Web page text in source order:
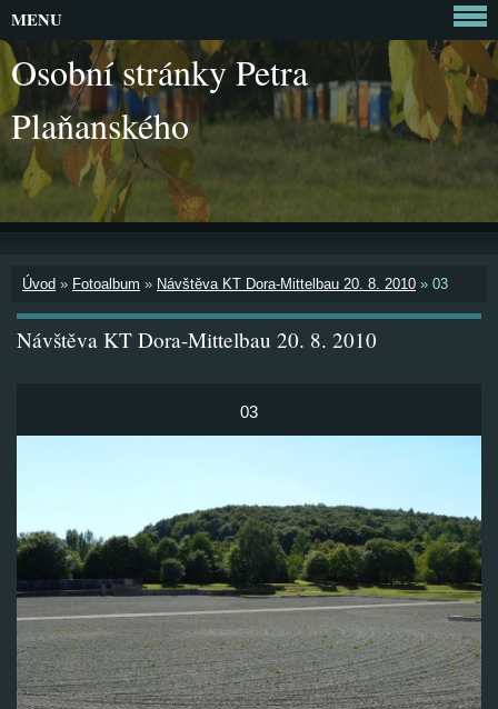
Osobní stránky Petra
Plaňanského
Úvod » Fotoalbum » Návštěva KT Dora-Mittelbau 20. 8. 2010 » 03
Návštěva KT Dora-Mittelbau 20. 8. 2010
03
MENU